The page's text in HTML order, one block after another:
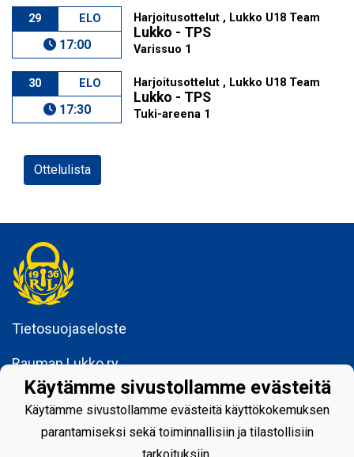
29 ELO
17:00
Harjoitusottelut , Lukko U18 Team
Lukko - TPS
Varissuo 1
30 ELO
17:30
Harjoitusottelut , Lukko U18 Team
Lukko - TPS
Tuki-areena 1
Ottelulista
Tietosuojaseloste
Rauman Lukko ry
Kuninkaankatu 3
26100 Rauma
Käytämme sivustollamme evästeitä
Käytämme sivustollamme evästeitä käyttökokemuksen
parantamiseksi sekä toiminnallisiin ja tilastollisiin